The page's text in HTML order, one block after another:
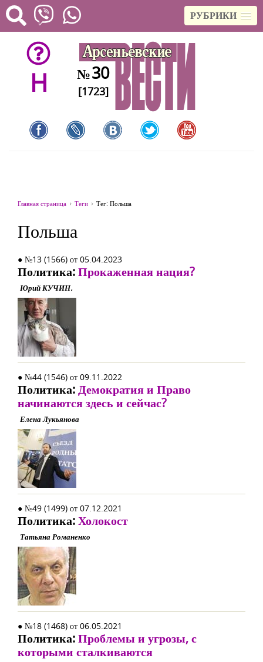
РУБРИКИ
H №30
[1723]
Главная страница Теги Тег: Польша
Польша
● №13 (1566) от 05.04.2023
Политика:Прокаженная нация?
Юрий КУЧИН.
● №44 (1546) от 09.11.2022
Политика:Демократия и Право
начинаются здесь и сейчас?
Елена Лукьянова
● №49 (1499) от 07.12.2021
Политика:Холокост
Татьяна Романенко
● №18 (1468) от 06.05.2021
Политика:Проблемы и угрозы, с
которыми сталкиваются